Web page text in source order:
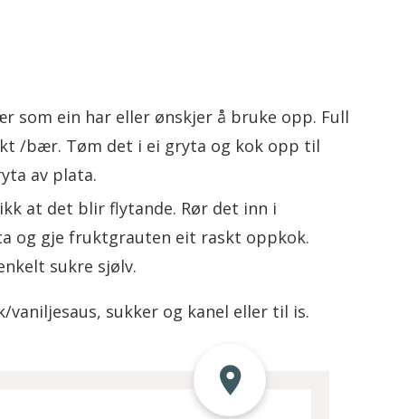
ein har eller ønskjer å bruke opp. Full
/bær. Tøm det i ei gryta og kok opp til
av plata.
at det blir flytande. Rør det inn i
og gje fruktgrauten eit raskt oppkok.
sukre sjølv.
sukker og kanel eller til is.